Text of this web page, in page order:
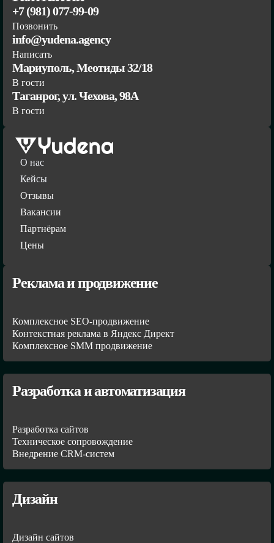
+7 (981) 077-99-09
Позвонить
info@yudena.agency
Написать
Мариуполь, Меотиды 32/18
В гости
Таганрог, ул. Чехова, 98А
В гости
О нас
Кейсы
Отзывы
Вакансии
Партнёрам
Цены
Реклама и продвижение
Комплексное SEO-продвижение
Контекстная реклама в Яндекс Директ
Комплексное SMM продвижение
Разработка и автоматизация
Разработка сайтов
Техническое сопровождение
Внедрение CRM-систем
Дизайн
Дизайн сайтов